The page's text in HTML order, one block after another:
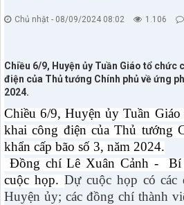
Chủ nhật - 08/09/2024 08:02 1.106
Chiều 6/9, Huyện ủy Tuần Giáo tổ chức
điện của Thủ tướng Chính phủ về ứng
2024.
Chiều 6/9, Huyện ủy Tuần
khai công điện của Thủ tướng
khẩn cấp bão số 3, năm 2024.
Đồng chí Lê Xuân Cảnh - Bí
cuộc họp. Dự cuộc họp có
Huyện ủy; các đồng chí thành